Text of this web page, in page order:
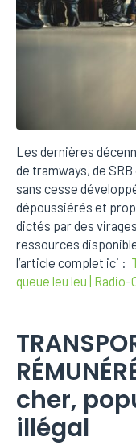
Les dernières
de tramways, de
sans cesse
dépoussiérés et
dictés par des
ressources
l’article complet ici :
queue leu leu | Radio-
cher,
illégal